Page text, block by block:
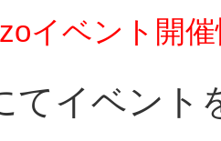
イベント開
てイベント